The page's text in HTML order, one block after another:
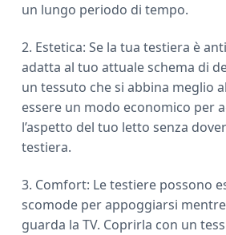
un lungo periodo di tempo.
2. Estetica: Se la tua testiera è
adatta al tuo attuale schema di
un tessuto che si abbina meglio
essere un modo economico per
l’aspetto del tuo letto senza
testiera.
3. Comfort: Le testiere possono
scomode per appoggiarsi
guarda la TV. Coprirla con un